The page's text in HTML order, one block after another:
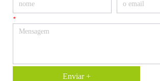
*
Enviar +